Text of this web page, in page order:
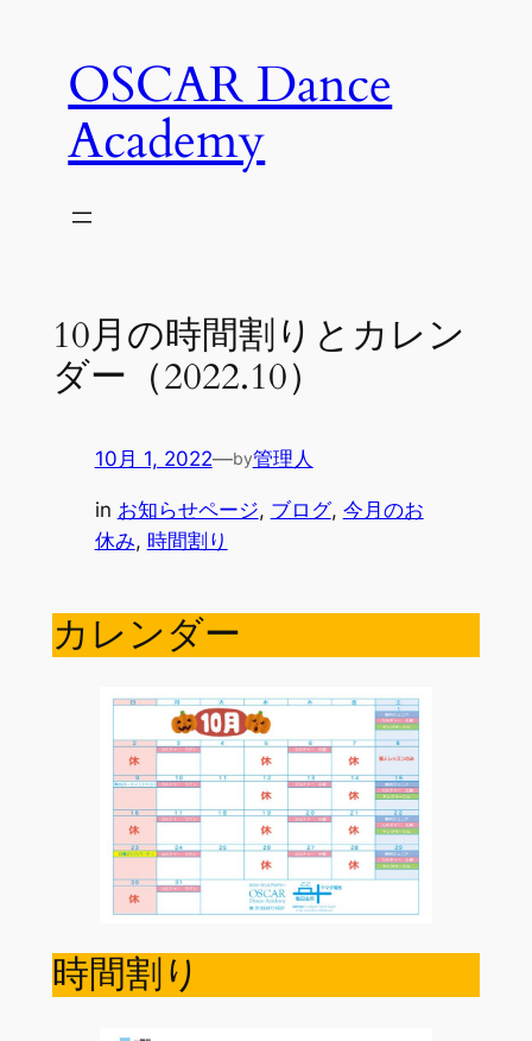
OSCAR Dance
Academy
10月の時間割りとカレン
ダー（2022.10）
10月 1, 2022—by管理人
in お知らせページ, ブログ, 今月のお
休み, 時間割り
カレンダー
時間割り